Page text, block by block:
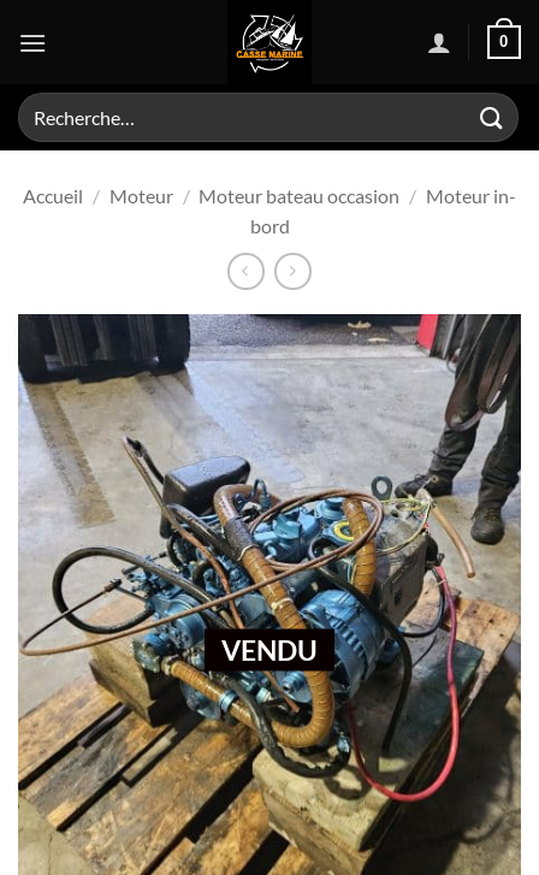
0
Recherche
pour :
Accueil / Moteur / Moteur bateau occasion / Moteur in-
bord
VENDU